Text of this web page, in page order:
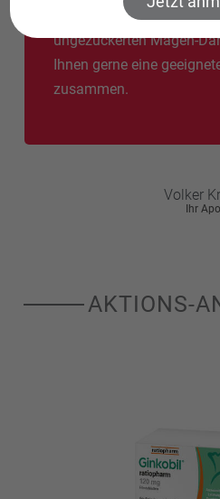
vorbeugend täglich 1 bis
ungezuckerten Magen-
Ihnen gerne eine
zusammen.
Volker
Ihr
AKTIONS-